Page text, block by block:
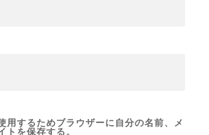
用するためブラウザーに自分の名前、メ
トを保存する。